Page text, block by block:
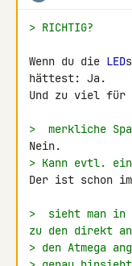
> RICHTIG?
Wenn du die LED
hättest: Ja.
Und zu viel für
>  merkliche
> Kann evtl.
Der ist schon
>  sieht man in
zu den direkt an
> den Atmega